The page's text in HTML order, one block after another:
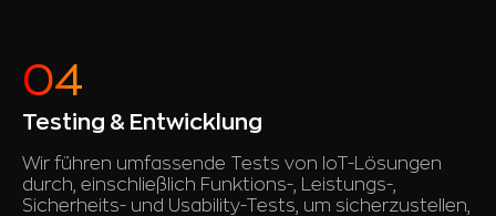
Testing & Entwicklung
Wir führen umfassende Tests von IoT-Lösungen
durch, einschließlich Funktions-, Leistungs-,
Sicherheits- und Usability-Tests, um sicherzustellen,